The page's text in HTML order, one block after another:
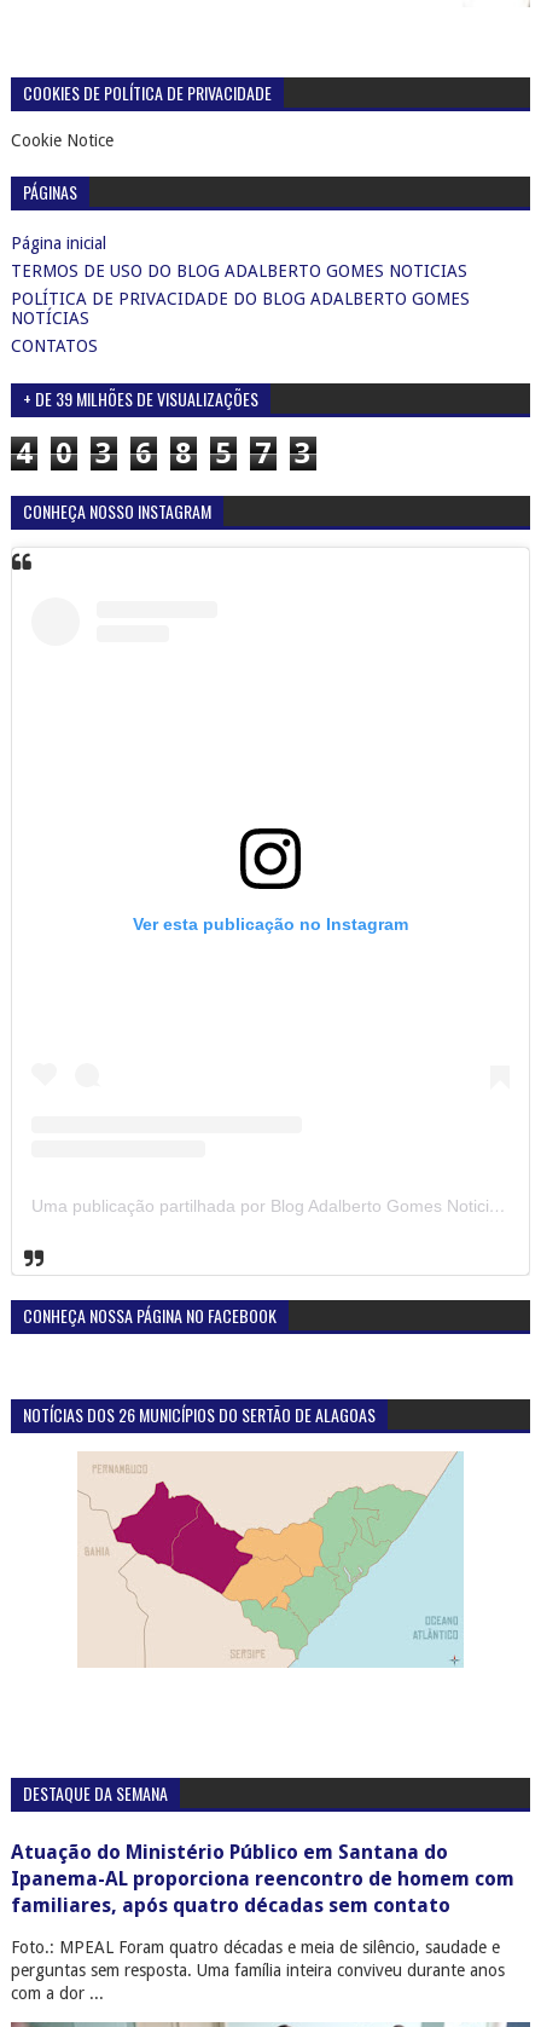
COOKIES DE POLÍTICA DE PRIVACIDADE
Cookie Notice
PÁGINAS
Página inicial
TERMOS DE USO DO BLOG ADALBERTO GOMES NOTICIAS
POLÍTICA DE PRIVACIDADE DO BLOG ADALBERTO GOMES
NOTÍCIAS
CONTATOS
+ DE 39 MILHÕES DE VISUALIZAÇÕES
4 0 3 6 8 5 7 3
CONHEÇA NOSSO INSTAGRAM
Ver esta publicação no Instagram
Uma publicação partilhada por Blog Adalberto Gomes Noticias (@blogadalbertogomesnoticiass)
CONHEÇA NOSSA PÁGINA NO FACEBOOK
NOTÍCIAS DOS 26 MUNICÍPIOS DO SERTÃO DE ALAGOAS
DESTAQUE DA SEMANA
Atuação do Ministério Público em Santana do
Ipanema-AL proporciona reencontro de homem com
familiares, após quatro décadas sem contato
Foto.: MPEAL Foram quatro décadas e meia de silêncio, saudade e
perguntas sem resposta. Uma família inteira conviveu durante anos
com a dor ...